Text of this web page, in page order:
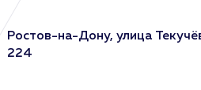
Ростов-на-Дону, улица
224